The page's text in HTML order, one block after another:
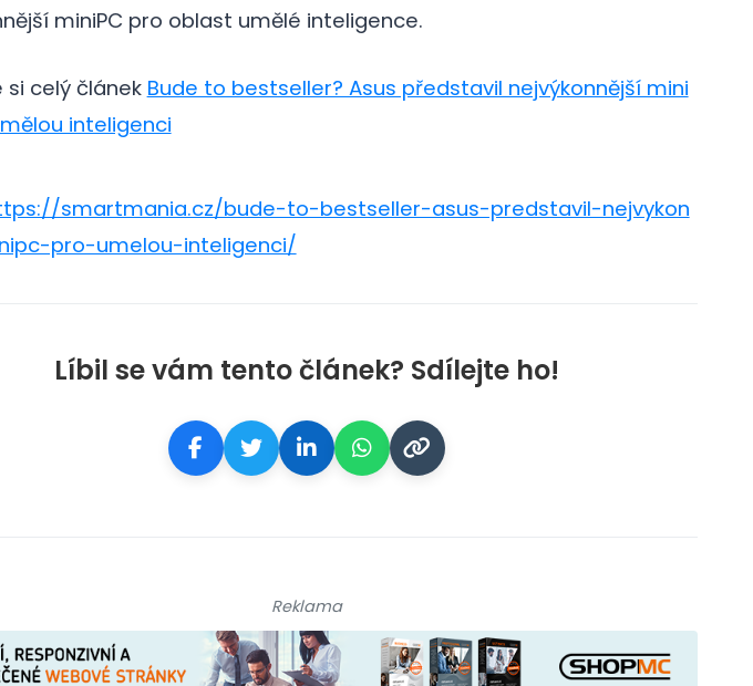
miniPC pro oblast umělé inteligence.
si celý článek Bude to bestseller? Asus představil nejvýkonnější mini
inteligenci
smartmania.cz/bude-to-bestseller-asus-predstavil-nejvykon
pro-umelou-inteligenci/
Líbil se vám tento článek? Sdílejte ho!
Reklama